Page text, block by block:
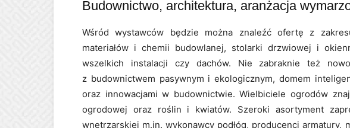
Budownictwo, architektura, aranżacja
Wśród wystawców będzie można znaleźć ofertę z
materiałów i chemii budowlanej, stolarki drzwiowej i
wszelkich instalacji czy dachów. Nie zabraknie też
z budownictwem pasywnym i ekologicznym, domem
oraz innowacjami w budownictwie. Wielbiciele ogrodów
ogrodowej oraz roślin i kwiatów. Szeroki asortyment
wnętrzarskiej m.in. wykonawcy podłóg, producenci armatury,